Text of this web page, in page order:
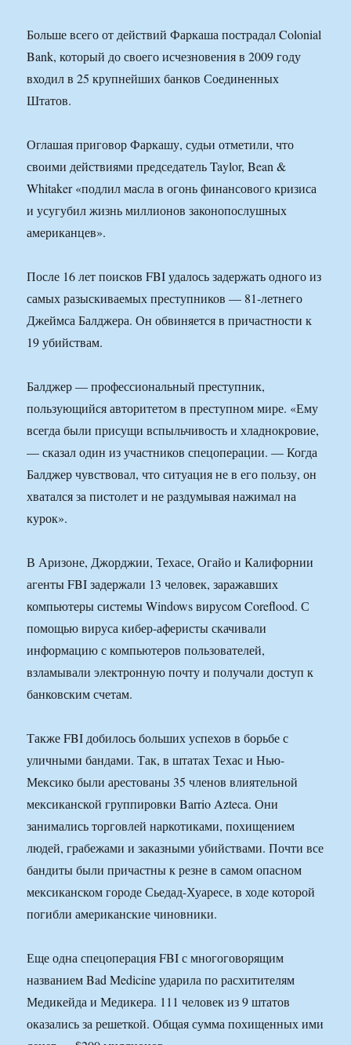
Больше всего от действий Фаркаша пострадал Colonial
Bank, который до своего исчезновения в 2009 году
входил в 25 крупнейших банков Соединенных
Штатов.
Оглашая приговор Фаркашу, судьи отметили, что
своими действиями председатель Taylor, Bean &
Whitaker «подлил масла в огонь финансового кризиса
и усугубил жизнь миллионов законопослушных
американцев».
После 16 лет поисков FBI удалось задержать одного из
самых разыскиваемых преступников — 81-летнего
Джеймса Балджера. Он обвиняется в причастности к
19 убийствам.
Балджер — профессиональный преступник,
пользующийся авторитетом в преступном мире. «Ему
всегда были присущи вспыльчивость и хладнокровие,
— сказал один из участников спецоперации. — Когда
Балджер чувствовал, что ситуация не в его пользу, он
хватался за пистолет и не раздумывая нажимал на
курок».
В Аризоне, Джорджии, Техасе, Огайо и Калифорнии
агенты FBI задержали 13 человек, заражавших
компьютеры системы Windows вирусом Coreflood. С
помощью вируса кибер-аферисты скачивали
информацию с компьютеров пользователей,
взламывали электронную почту и получали доступ к
банковским счетам.
Также FBI добилось больших успехов в борьбе с
уличными бандами. Так, в штатах Техас и Нью-
Мексико были арестованы 35 членов влиятельной
мексиканской группировки Barrio Azteca. Они
занимались торговлей наркотиками, похищением
людей, грабежами и заказными убийствами. Почти все
бандиты были причастны к резне в самом опасном
мексиканском городе Сьедад-Хуаресе, в ходе которой
погибли американские чиновники.
Еще одна спецоперация FBI с многоговорящим
названием Bad Medicine ударила по расхитителям
Медикейда и Медикера. 111 человек из 9 штатов
оказались за решеткой. Общая сумма похищенных ими